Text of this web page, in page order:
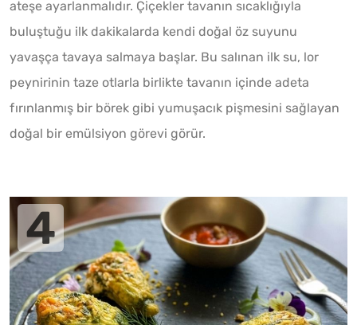
ateşe ayarlanmalıdır. Çiçekler tavanın sıcaklığıyla
buluştuğu ilk dakikalarda kendi doğal öz suyunu
yavaşça tavaya salmaya başlar. Bu salınan ilk su, lor
peynirinin taze otlarla birlikte tavanın içinde adeta
fırınlanmış bir börek gibi yumuşacık pişmesini sağlayan
doğal bir emülsiyon görevi görür.